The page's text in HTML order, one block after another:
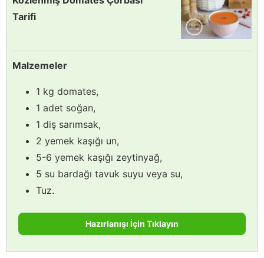
Tarifi
Malzemeler
1 kg domates,
1 adet soğan,
1 diş sarımsak,
2 yemek kaşığı un,
5-6 yemek kaşığı zeytinyağ,
5 su bardağı tavuk suyu veya su,
Tuz.
Hazırlanışı İçin Tıklayın